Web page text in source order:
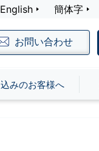
English 簡体字
お問い合わせ
みのお客様へ